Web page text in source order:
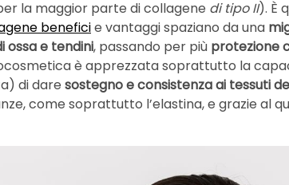
la maggior parte di collagene di tipo II). È
beneficie vantaggi spaziano da una
ossa e tendini, passando per più protezione
è apprezzata soprattutto la
di dare sostegno e consistenza ai tessuti
come soprattutto l’elastina, e grazie al